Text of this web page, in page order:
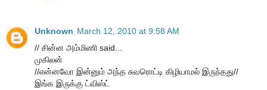
Unknown March 12, 2010 at 9:58 AM
// சின்ன அம்மிணி said...
முகிலன்
//என்னவோ இன்னும் அந்த சுவரொட்டி கிழியாமல் இருந்தது//
இங்க இருக்கு ட்விஸ்ட்